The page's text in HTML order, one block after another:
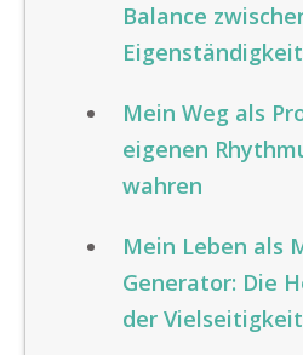
Balance
Eigenständigkeit
Mein Weg als
eigenen
wahren
Mein Leben als
Generator: Die
der Vielseitigkeit